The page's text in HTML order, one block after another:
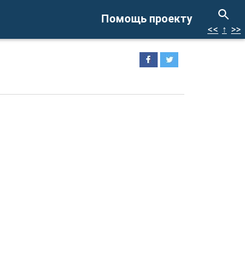
Помощь проекту
<< ↑ >>